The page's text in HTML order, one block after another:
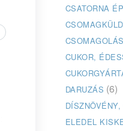
CSATORNA
CSOMAGOLÁS
CUKOR,
DARUZÁS (6)
ELEDEL